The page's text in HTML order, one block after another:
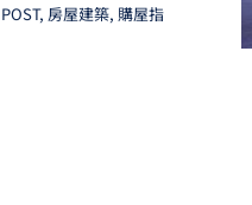
, 房屋建築, 購屋指